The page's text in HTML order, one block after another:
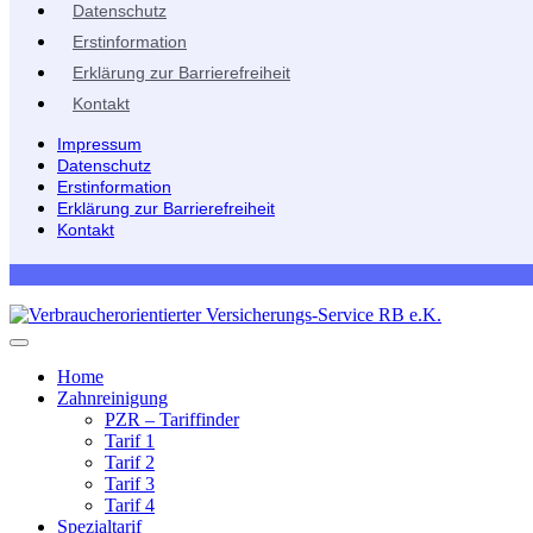
Datenschutz
Erstinformation
Erklärung zur Barrierefreiheit
Kontakt
Impressum
Datenschutz
Erstinformation
Erklärung zur Barrierefreiheit
Kontakt
Home
Zahnreinigung
PZR – Tariffinder
Tarif 1
Tarif 2
Tarif 3
Tarif 4
Spezialtarif